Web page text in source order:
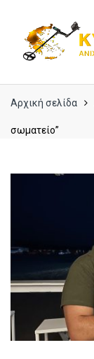
navigation
content
Αρχική σελίδα
σωματείο”